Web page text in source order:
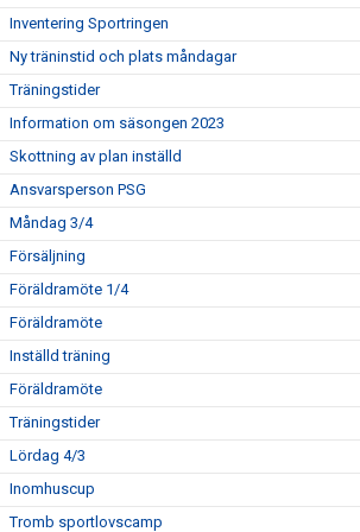
Inventering Sportringen
Ny träninstid och plats måndagar
Träningstider
Information om säsongen 2023
Skottning av plan inställd
Ansvarsperson PSG
Måndag 3/4
Försäljning
Föräldramöte 1/4
Föräldramöte
Inställd träning
Föräldramöte
Träningstider
Lördag 4/3
Inomhuscup
Tromb sportlovscamp